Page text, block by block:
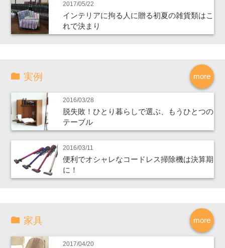
2017/05/22
インテリアに拘る人に贈る初夏の雑貨類はこ
れで決まり
more
実例
2016/03/28
脱失敗！ひとり暮らしで選ぶ、もうひとつの
テーブル
2016/03/11
便利でオシャレなコードレス掃除機は決算期
に！
more
家具
2017/04/20